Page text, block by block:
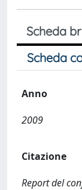
Scheda
Scheda
Anno
2009
Citazione
Report del